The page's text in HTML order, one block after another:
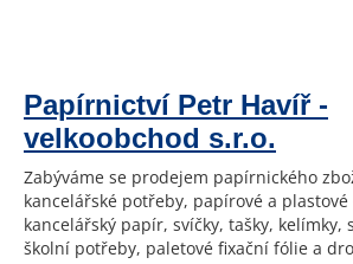
Papírnictví Petr Havíř -
velkoobchod s.r.o.
Zabýváme se prodejem papírnického
kancelářské potřeby, papírové a
kancelářský papír, svíčky, tašky, kelímky,
školní potřeby, paletové fixační fólie a